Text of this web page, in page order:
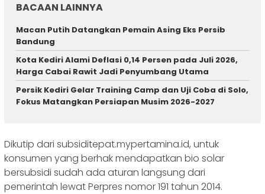
BACAAN LAINNYA
Macan Putih Datangkan Pemain Asing Eks Persib
Bandung
Kota Kediri Alami Deflasi 0,14 Persen pada Juli 2026,
Harga Cabai Rawit Jadi Penyumbang Utama
Persik Kediri Gelar Training Camp dan Uji Coba di Solo,
Fokus Matangkan Persiapan Musim 2026-2027
Dikutip dari subsiditepat.mypertamina.id, untuk
konsumen yang berhak mendapatkan bio solar
bersubsidi sudah ada aturan langsung dari
pemerintah lewat Perpres nomor 191 tahun 2014.